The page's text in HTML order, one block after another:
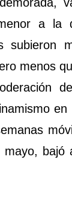
a la
subieron
menos
bajó